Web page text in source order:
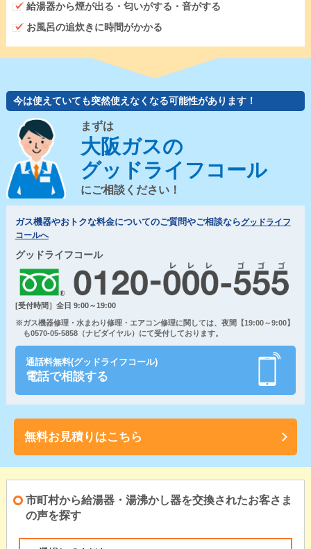
給湯器から煙が出る・匂いがする・音がする
お風呂の追炊きに時間がかかる
今は使えていても突然使えなくなる可能性があります！
まずは
大阪ガスの
グッドライフコール
にご相談ください！
ガス機器やおトクな料金についてのご質問やご相談ならグッドライフ
コールへ
グッドライフコール
[受付時間］全日 9:00～19:00
※ガス機器修理・水まわり修理・エアコン修理に関しては、夜間【19:00～9:00】
も0570-05-5858（ナビダイヤル）にて受付しております。
通話料無料(グッドライフコール)
電話で相談する
無料お見積りはこちら
市町村から給湯器・湯沸かし器を交換されたお客さま
の声を探す